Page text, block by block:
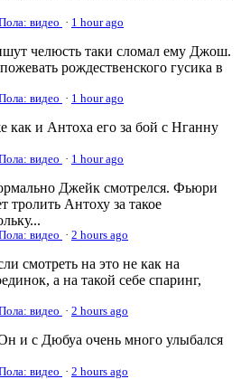
видео · 1 hour ago
челюсть таки сломал ему Джош.
рождественского гусика в
видео · 1 hour ago
как и Антоха его за бой с Нганну
видео · 1 hour ago
Джейк смотрелся. Фьюри
тролить Антоху за такое
видео · 2 hours ago
смотреть на это не как на
а на такой себе спаринг,
видео · 2 hours ago
и с Дюбуа очень много улыбался
видео · 2 hours ago